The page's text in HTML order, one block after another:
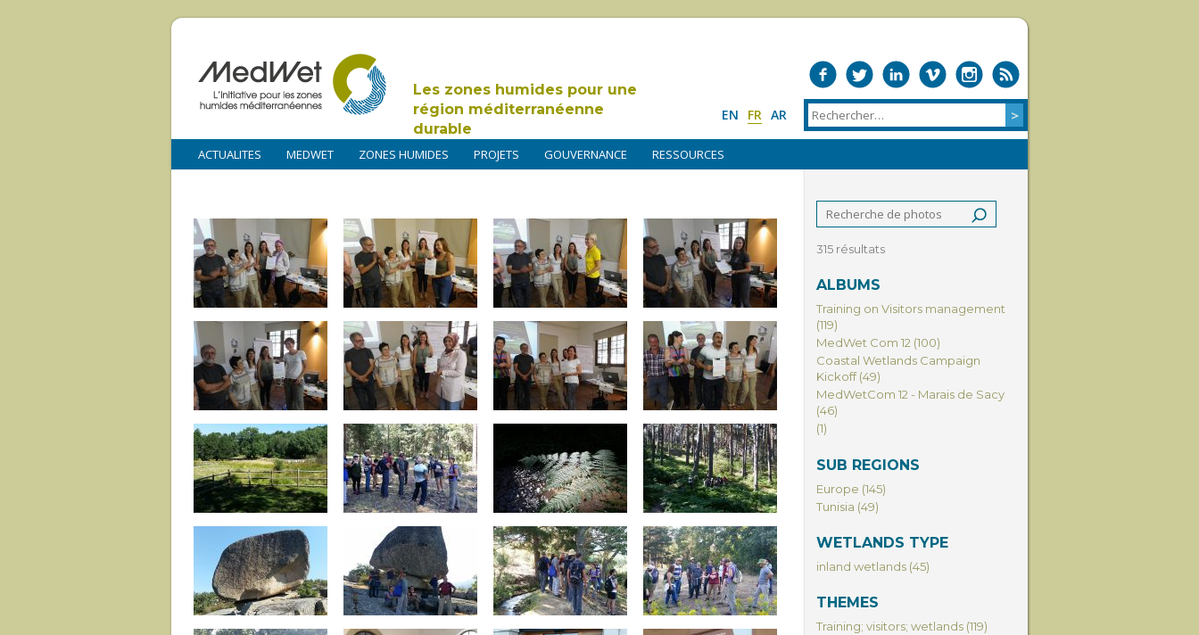
Les zones humides pour une
région méditerranéenne
durable
EN FR AR
ACTUALITES MEDWET ZONES HUMIDES PROJETS GOUVERNANCE RESSOURCES
315 résultats
ALBUMS
Training on Visitors management
(119)
MedWet Com 12 (100)
Coastal Wetlands Campaign
Kickoff (49)
MedWetCom 12 - Marais de Sacy
(46)
(1)
SUB REGIONS
Europe (145)
Tunisia (49)
WETLANDS TYPE
inland wetlands (45)
THEMES
Training; visitors; wetlands (119)